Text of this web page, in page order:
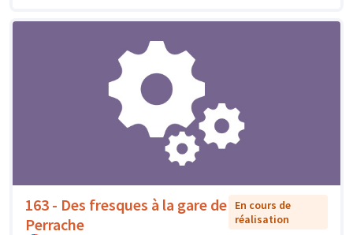
163 - Des fresques à la gare de
Perrache
En cours de
réalisation